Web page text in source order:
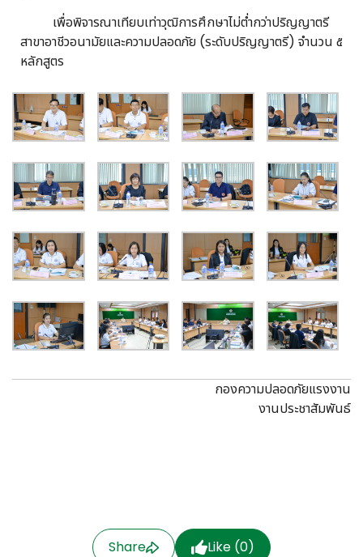
เพื่อพิจารณาเทียบเท่าวุฒิการศึกษาไม่ต่ำกว่าปริญญาตรี
สาขาอาชีวอนามัยและความปลอดภัย (ระดับปริญญาตรี) จำนวน ๕
หลักสูตร
กองความปลอดภัยแรงงาน
งานประชาสัมพันธ์
Share Like (0)